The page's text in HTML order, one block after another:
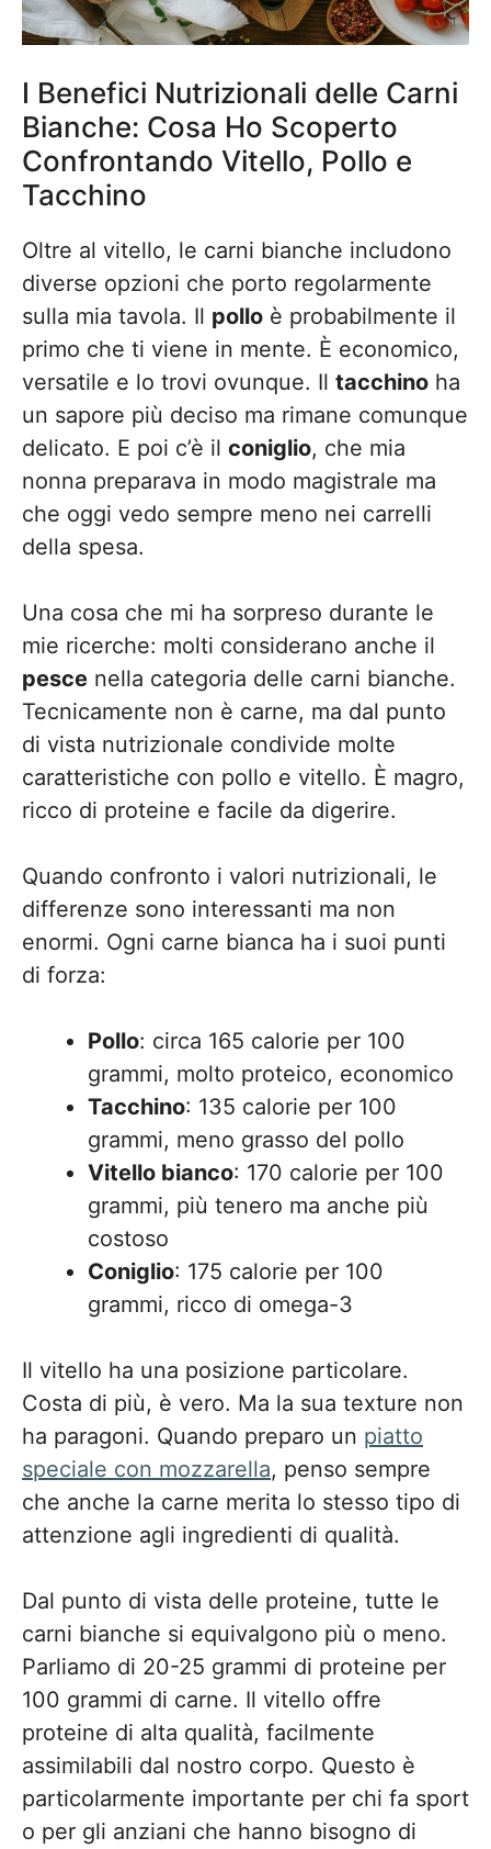
I Benefici Nutrizionali delle Carni
Bianche: Cosa Ho Scoperto
Confrontando Vitello, Pollo e
Tacchino
Oltre al vitello, le carni bianche includono
diverse opzioni che porto regolarmente
sulla mia tavola. Il pollo è probabilmente il
primo che ti viene in mente. È economico,
versatile e lo trovi ovunque. Il tacchino ha
un sapore più deciso ma rimane comunque
delicato. E poi c’è il coniglio, che mia
nonna preparava in modo magistrale ma
che oggi vedo sempre meno nei carrelli
della spesa.
Una cosa che mi ha sorpreso durante le
mie ricerche: molti considerano anche il
pesce nella categoria delle carni bianche.
Tecnicamente non è carne, ma dal punto
di vista nutrizionale condivide molte
caratteristiche con pollo e vitello. È magro,
ricco di proteine e facile da digerire.
Quando confronto i valori nutrizionali, le
differenze sono interessanti ma non
enormi. Ogni carne bianca ha i suoi punti
di forza:
Pollo: circa 165 calorie per 100
grammi, molto proteico, economico
Tacchino: 135 calorie per 100
grammi, meno grasso del pollo
Vitello bianco: 170 calorie per 100
grammi, più tenero ma anche più
costoso
Coniglio: 175 calorie per 100
grammi, ricco di omega-3
Il vitello ha una posizione particolare.
Costa di più, è vero. Ma la sua texture non
ha paragoni. Quando preparo un piatto
speciale con mozzarella, penso sempre
che anche la carne merita lo stesso tipo di
attenzione agli ingredienti di qualità.
Dal punto di vista delle proteine, tutte le
carni bianche si equivalgono più o meno.
Parliamo di 20-25 grammi di proteine per
100 grammi di carne. Il vitello offre
proteine di alta qualità, facilmente
assimilabili dal nostro corpo. Questo è
particolarmente importante per chi fa sport
o per gli anziani che hanno bisogno di